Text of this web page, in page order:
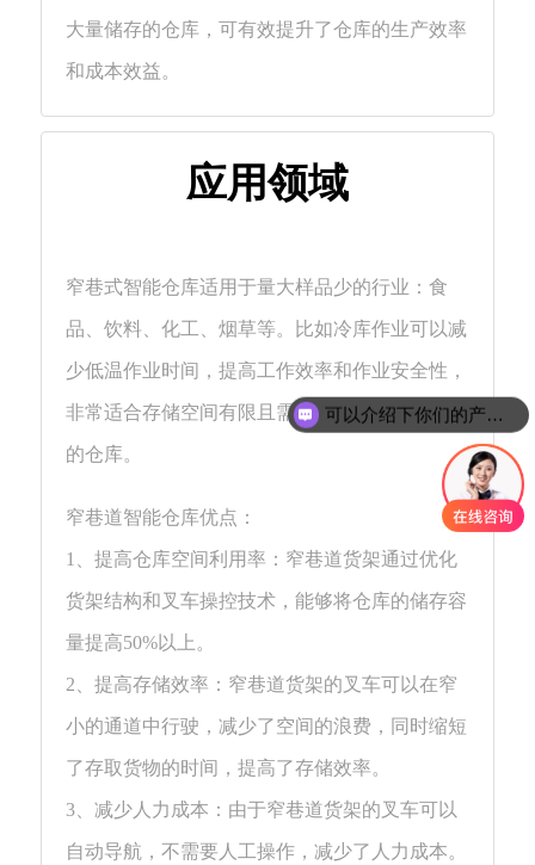
大量储存的仓库，可有效提升了仓库的生产效率
和成本效益。
应用领域
窄巷式智能仓库适用于量大样品少的行业：食
品、饮料、化工、烟草等。比如冷库作业可以减
少低温作业时间，提高工作效率和作业安全性，
非常适合存储空间有限且需要最大限度利用空间
的仓库。
窄巷道智能仓库优点：
1、提高仓库空间利用率：窄巷道货架通过优化
货架结构和叉车操控技术，能够将仓库的储存容
量提高50%以上。
2、提高存储效率：窄巷道货架的叉车可以在窄
小的通道中行驶，减少了空间的浪费，同时缩短
了存取货物的时间，提高了存储效率。
3、减少人力成本：由于窄巷道货架的叉车可以
自动导航，不需要人工操作，减少了人力成本。
可以介绍下你们的产品么